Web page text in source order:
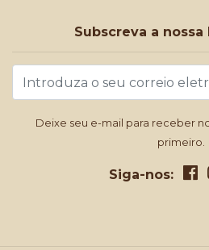
Subscreva a
Deixe seu e-mail para receber
primeiro.
Siga-nos: